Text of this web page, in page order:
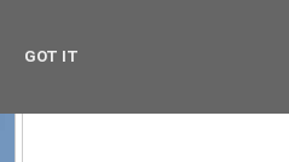
GOT IT